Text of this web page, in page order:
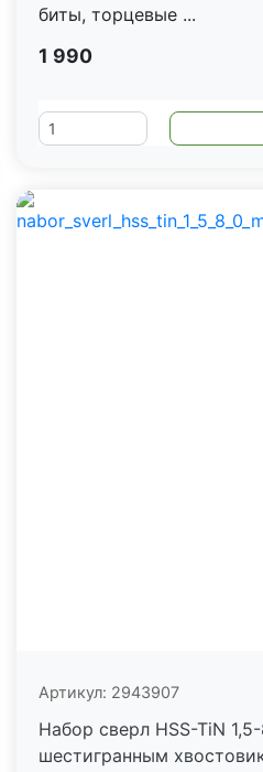
биты, торцевые ...
1 990
Артикул: 2943907
Набор сверл HSS-TiN
шестигранным